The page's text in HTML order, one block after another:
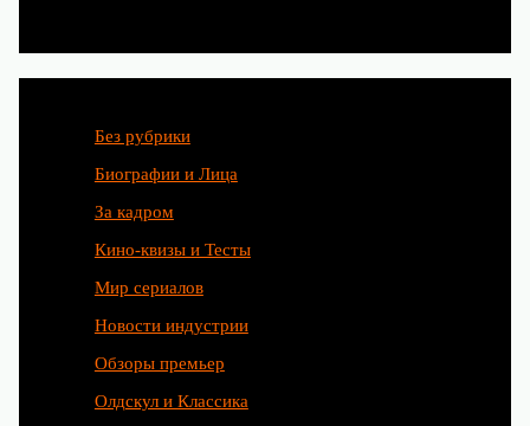
Без рубрики
Биографии и Лица
За кадром
Кино-квизы и Тесты
Мир сериалов
Новости индустрии
Обзоры премьер
Олдскул и Классика